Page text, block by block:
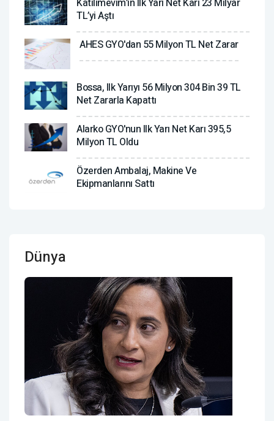
TL’yi Aştı
AHES GYO'dan 55 Milyon TL Net Zarar
Bossa, Ilk Yarıyı 56 Milyon 304 Bin 39 TL
Net Zararla Kapattı
Alarko GYO'nun Ilk Yarı Net Karı 395,5
Milyon TL Oldu
Özerden Ambalaj, Makine Ve
Ekipmanlarını Sattı
Dünya